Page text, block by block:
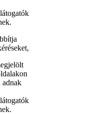
adnak